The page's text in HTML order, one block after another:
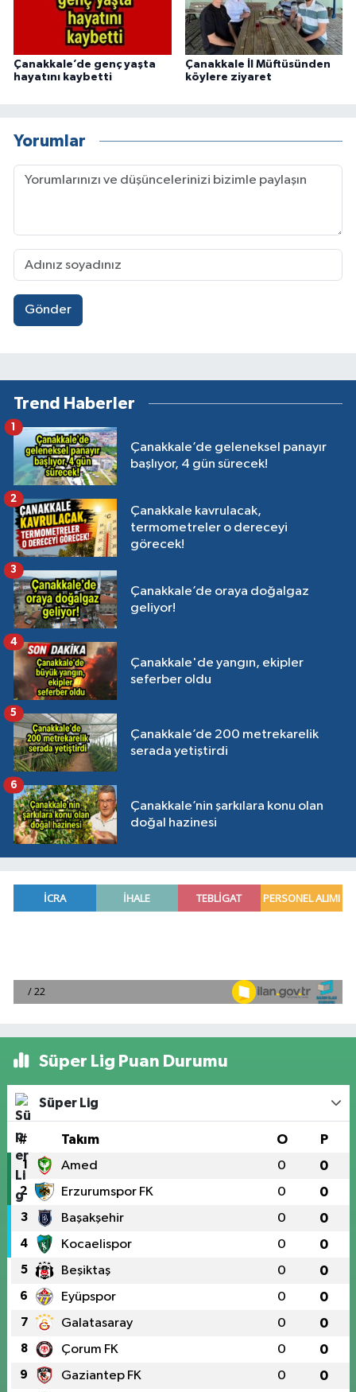
Çanakkale’de genç yaşta
hayatını kaybetti
Çanakkale İl Müftüsünden
köylere ziyaret
Yorumlar
Gönder
Trend Haberler
Çanakkale’de geleneksel panayır
başlıyor, 4 gün sürecek!
1
Çanakkale kavrulacak,
termometreler o dereceyi
görecek!
2
Çanakkale’de oraya doğalgaz
geliyor!
3
Çanakkale'de yangın, ekipler
seferber oldu
4
Çanakkale’de 200 metrekarelik
serada yetiştirdi
5
Çanakkale’nin şarkılara konu olan
doğal hazinesi
6
Süper Lig Puan Durumu
Süper Lig
# Takım O P
1 Amed 0 0
2 Erzurumspor FK 0 0
3 Başakşehir 0 0
4 Kocaelispor 0 0
5 Beşiktaş 0 0
6 Eyüpspor 0 0
7 Galatasaray 0 0
8 Çorum FK 0 0
9 Gaziantep FK 0 0